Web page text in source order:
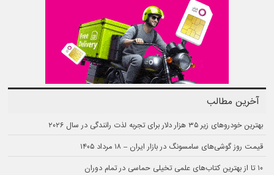
آخرین مطالب
بهترین خودروهای زیر ۳۵ هزار دلار برای تجربه لذت رانندگی در سال ۲۰۲۶
قیمت روز گوشی‌های سامسونگ در بازار ایران – ۱۸ مرداد ۱۴۰۵
۱۰ تا از بهترین کتاب‌های علمی تخیلی حماسی در تمام دوران